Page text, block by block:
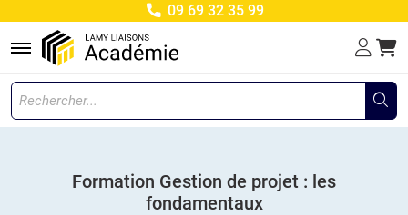
09 69 32 35 99
Menu
Formation Gestion de projet : les
fondamentaux